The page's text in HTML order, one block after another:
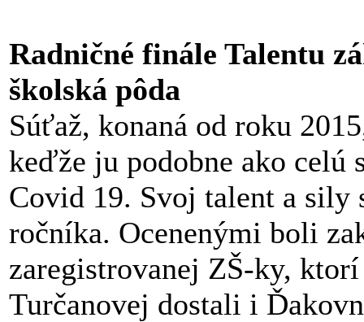
Radničné finále Talentu
školská pôda
Súťaž, konaná od roku
keďže ju podobne ako celú
Covid 19. Svoj talent a sily
ročníka. Ocenenými boli
zaregistrovanej ZŠ-ky,
Turčanovej dostali i